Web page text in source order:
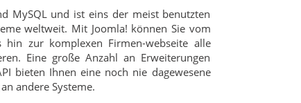
MySQL und ist eins der meist benutzten
weltweit. Mit Joomla! können Sie vom
hin zur komplexen Firmen-webseite alle
Eine große Anzahl an Erweiterungen
bieten Ihnen eine noch nie dagewesene
andere Systeme.